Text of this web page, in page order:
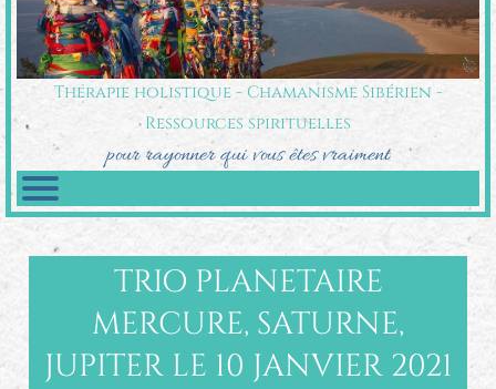
Thérapie holistique - Chamanisme Sibérien -
Ressources spirituelles
pour rayonner qui vous êtes vraiment
TRIO PLANETAIRE
MERCURE, SATURNE,
JUPITER LE 10 JANVIER 2021